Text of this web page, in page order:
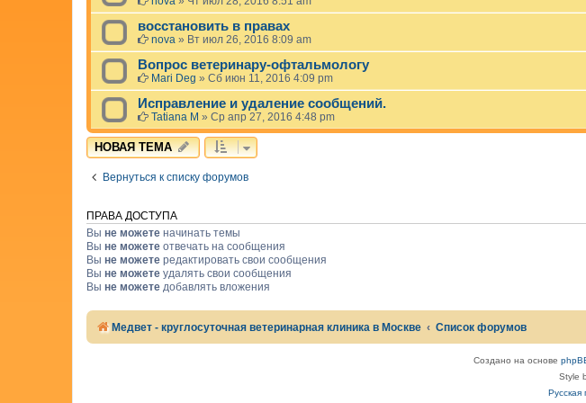
д
е
.
восстановить в правах
nova » Вт июл 26, 2016 8:09 am
Вопрос ветеринару-офтальмологу
Mari Deg » Сб июн 11, 2016 4:09 pm
Исправление и удаление сообщений.
Tatiana M » Ср апр 27, 2016 4:48 pm
НОВАЯ ТЕМА
Вернуться к списку форумов
ПРАВА ДОСТУПА
Вы не можете начинать темы
Вы не можете отвечать на сообщения
Вы не можете редактировать свои сообщения
Вы не можете удалять свои сообщения
Вы не можете добавлять вложения
Медвет - круглосуточная ветеринарная клиника в Москве Список форумов
Создано на основе
Style
Русская